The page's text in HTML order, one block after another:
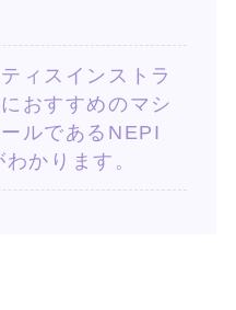
ィスインストラ
おすすめのマシ
ルであるNEPI
かります。